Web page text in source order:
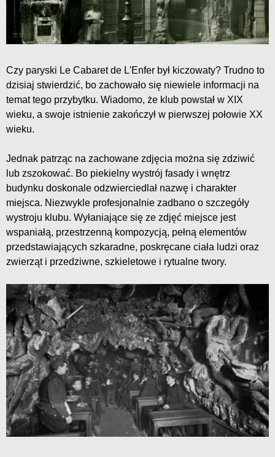
Czy paryski Le Cabaret de L'Enfer był kiczowaty? Trudno to
dzisiaj stwierdzić, bo zachowało się niewiele informacji na
temat tego przybytku. Wiadomo, że klub powstał w XIX
wieku, a swoje istnienie zakończył w pierwszej połowie XX
wieku.
Jednak patrząc na zachowane zdjęcia można się zdziwić
lub zszokować. Bo piekielny wystrój fasady i wnętrz
budynku doskonale odzwierciedlał nazwę i charakter
miejsca. Niezwykle profesjonalnie zadbano o szczegóły
wystroju klubu. Wyłaniające się ze zdjęć miejsce jest
wspaniałą, przestrzenną kompozycją, pełną elementów
przedstawiających szkaradne, poskręcane ciała ludzi oraz
zwierząt i przedziwne, szkieletowe i rytualne twory.